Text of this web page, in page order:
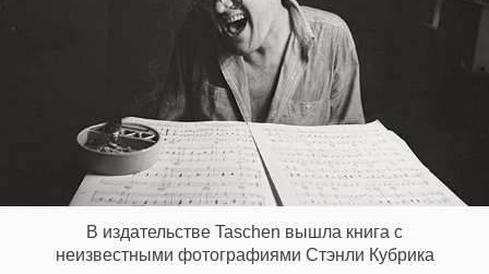
В издательстве Taschen вышла книга с
неизвестными фотографиями Стэнли Кубрика